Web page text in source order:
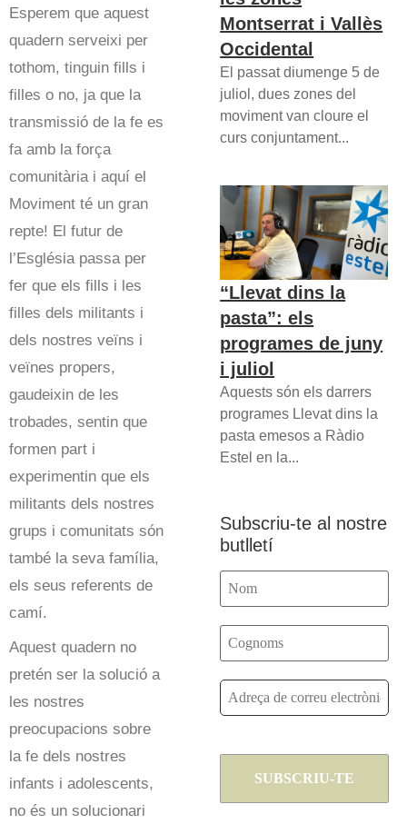
Esperem que aquest
quadern serveixi per
tothom, tinguin fills i
filles o no, ja que la
transmissió de la fe es
fa amb la força
comunitària i aquí el
Moviment té un gran
repte! El futur de
l’Església passa per
fer que els fills i les
filles dels militants i
dels nostres veïns i
veïnes propers,
gaudeixin de les
trobades, sentin que
formen part i
experimentin que els
militants dels nostres
grups i comunitats són
també la seva família,
els seus referents de
camí.
Aquest quadern no
pretén ser la solució a
les nostres
preocupacions sobre
la fe dels nostres
infants i adolescents,
no és un solucionari
Montserrat i Vallès
Occidental
El passat diumenge 5 de
juliol, dues zones del
moviment van cloure el
curs conjuntament...
“Llevat dins la
pasta”: els
programes de juny
i juliol
Aquests són els darrers
programes Llevat dins la
pasta emesos a Ràdio
Estel en la...
Subscriu-te al nostre
butlletí